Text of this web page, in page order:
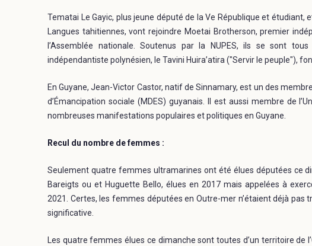
Tematai Le Gayic, plus jeune député de la Ve République et
Langues tahitiennes, vont rejoindre Moetai Brotherson, premier
l’Assemblée nationale. Soutenus par la NUPES, ils se sont
indépendantiste polynésien, le Tavini Huira’atira ("Servir le peuple"),
En Guyane, Jean-Victor Castor, natif de Sinnamary, est un des
d’Émancipation sociale (MDES) guyanais. Il est aussi membre de
nombreuses manifestations populaires et politiques en Guyane.
Recul du nombre de femmes :
Seulement quatre femmes ultramarines ont été élues députées ce
Bareigts ou et Huguette Bello, élues en 2017 mais appelées à
2021. Certes, les femmes députées en Outre-mer n’étaient déjà pas
significative.
Les quatre femmes élues ce dimanche sont toutes d’un territoire de